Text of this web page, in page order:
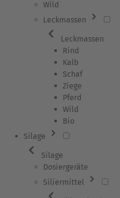
Wild
Leckmassen
Leckmassen
Rind
Kalb
Schaf
Ziege
Pferd
Wild
Bio
Silage
Silage
Dosiergeräte
Siliermittel